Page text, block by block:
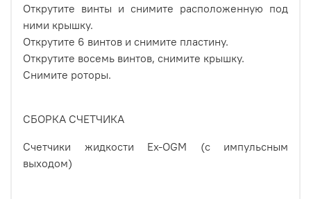
Открутите винты и снимите расположенную под
ними крышку.
Открутите 6 винтов и снимите пластину.
Открутите восемь винтов, снимите крышку.
Снимите роторы.
СБОРКА СЧЕТЧИКА
Счетчики жидкости Ex-OGM (с импульсным
выходом)